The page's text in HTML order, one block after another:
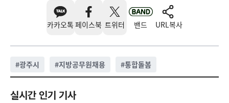
카카오톡 페이스북 트위터 밴드 URL복사
#광주시 #지방공무원채용 #통합돌봄
실시간 인기 기사